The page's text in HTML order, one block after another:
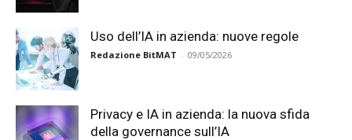
Uso dell’IA in azienda: nuove regole
Redazione BitMAT - 09/05/2026
Privacy e IA in azienda: la nuova sfida
della governance sull’IA